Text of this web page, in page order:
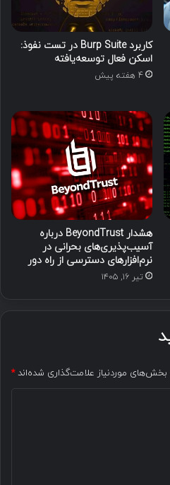
کاربرد Burp Suite در تست نفوذ:
اسکن فعال توسعه‌یافته
4 هفته پیش
هشدار BeyondTrust درباره
آسیب‌پذیری‌های بحرانی در
نرم‌افزارهای دسترسی از راه دور
تیر ۱۶, ۱۴۰۵
بخش‌های موردنیاز علامت‌گذاری شده‌اند*